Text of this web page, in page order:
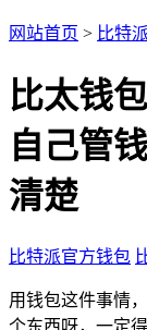
网站首页 > 比特
比太钱
自己管
清楚
比特派官方钱包
用钱包这件事情
个东西呀，一定